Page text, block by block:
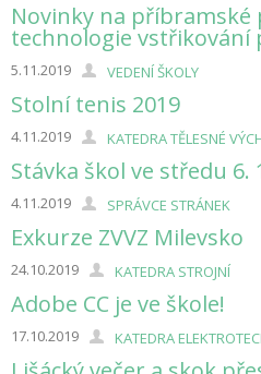
Novinky na příbramské
technologie vstřikování
5.11.2019 VEDENÍ ŠKOLY
Stolní tenis 2019
4.11.2019 KATEDRA TĚLESNÉ
Stávka škol ve středu 6.
4.11.2019 SPRÁVCE STRÁNEK
Exkurze ZVVZ Milevsko
24.10.2019 KATEDRA STROJNÍ
Adobe CC je ve škole!
17.10.2019 KATEDRA